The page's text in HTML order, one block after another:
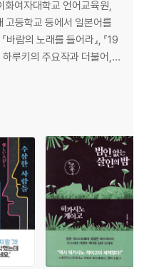
여자대학교 언어교육원,
고등학교 등에서 일본어를
바람의 노래를 들어라』, 『19
하루키의 주요작과 더불어,
온의 『바람이 강하게 불고
』 등 젊은 일본 작가들의 개